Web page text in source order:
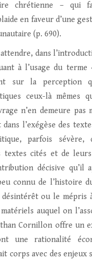
chrétienne – qui
en faveur d’une
(p. 690).
dans
à l’usage du terme
sur la perception
ceux-là mêmes
n’en demeure pas
l’exégèse des
parfois sévère,
textes cités et de
décisive qu’il
connu de l’histoire
ou le mépris
auquel on
Cornillon offre un
une rationalité
corps avec des